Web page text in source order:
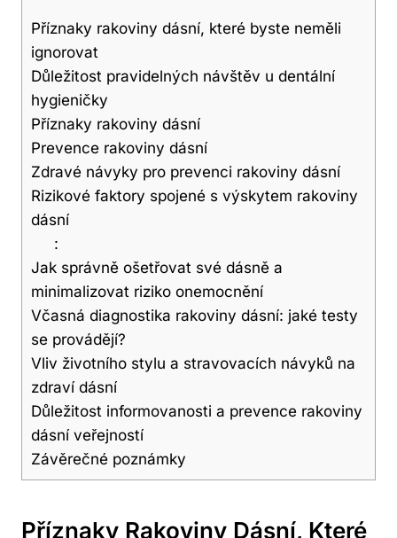
Příznaky rakoviny dásní, které byste neměli
ignorovat
Důležitost pravidelných návštěv u dentální
hygieničky
Příznaky rakoviny dásní
Prevence rakoviny dásní
Zdravé návyky pro prevenci rakoviny dásní
Rizikové faktory spojené s výskytem rakoviny
dásní
:
Jak správně ošetřovat své dásně a
minimalizovat riziko onemocnění
Včasná diagnostika rakoviny dásní: jaké testy
se provádějí?
Vliv životního stylu a stravovacích návyků na
zdraví dásní
Důležitost informovanosti a prevence rakoviny
dásní veřejností
Závěrečné poznámky
Příznaky Rakoviny Dásní, Které